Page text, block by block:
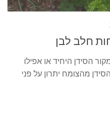
חלב לבן
הסידן היחיד או אפילו
מהצומח יתרון על פני